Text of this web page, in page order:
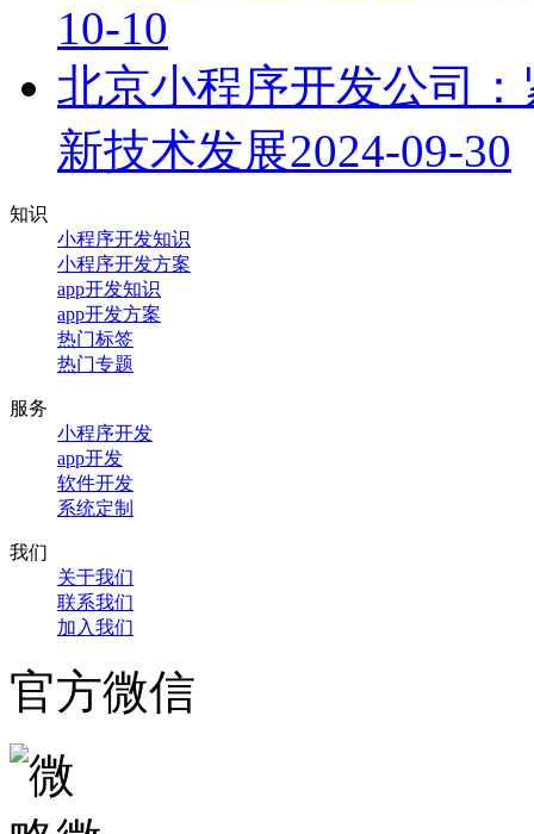
10-10
北京小程序开发公司
新技术发展2024-09-30
知识
小程序开发知识
小程序开发方案
app开发知识
app开发方案
热门标签
热门专题
服务
小程序开发
app开发
软件开发
系统定制
我们
关于我们
联系我们
加入我们
官方微信